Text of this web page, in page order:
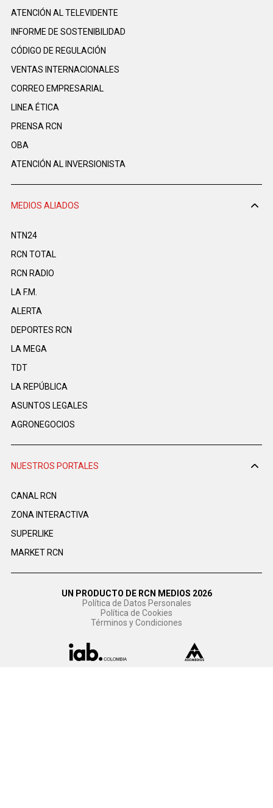
ATENCIÓN AL TELEVIDENTE
INFORME DE SOSTENIBILIDAD
CÓDIGO DE REGULACIÓN
VENTAS INTERNACIONALES
CORREO EMPRESARIAL
LINEA ÉTICA
PRENSA RCN
OBA
ATENCIÓN AL INVERSIONISTA
MEDIOS ALIADOS
NTN24
RCN TOTAL
RCN RADIO
LA F.M.
ALERTA
DEPORTES RCN
LA MEGA
TDT
LA REPÚBLICA
ASUNTOS LEGALES
AGRONEGOCIOS
NUESTROS PORTALES
CANAL RCN
ZONA INTERACTIVA
SUPERLIKE
MARKET RCN
UN PRODUCTO DE RCN MEDIOS 2026
Política de Datos Personales
Política de Cookies
Términos y Condiciones